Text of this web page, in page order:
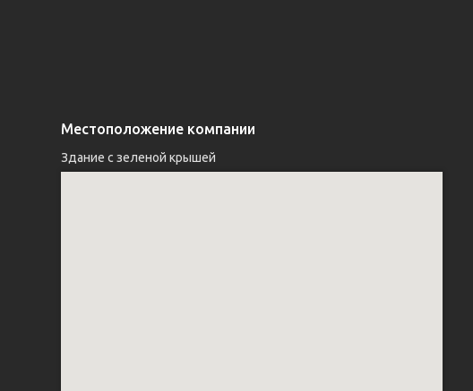
Местоположение компании
Здание с зеленой крышей